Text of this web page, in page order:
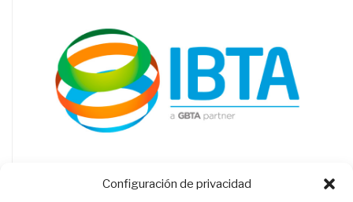
Configuración de privacidad